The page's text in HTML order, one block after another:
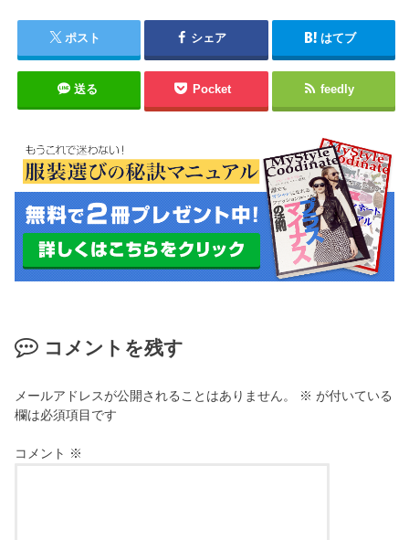
ポスト シェア はてブ
送る Pocket feedly
コメントを残す
メールアドレスが公開されることはありません。 ※ が付いている
欄は必須項目です
コメント ※